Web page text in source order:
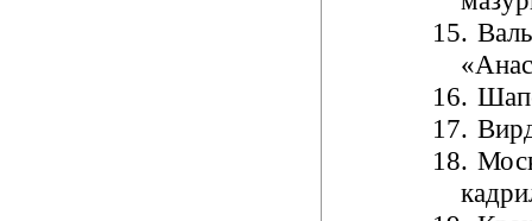
15.
16.
17.
18.